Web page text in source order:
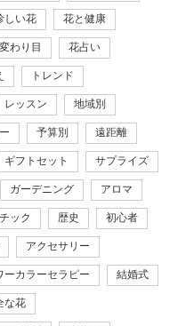
しい花 花と健康
わり目 花占い
トレンド
レッスン 地域別
予算別 遠距離
ギフトセット サプライズ
ガーデニング アロマ
ック 歴史 初心者
アクセサリー
ーカラーセラピー 結婚式
な花